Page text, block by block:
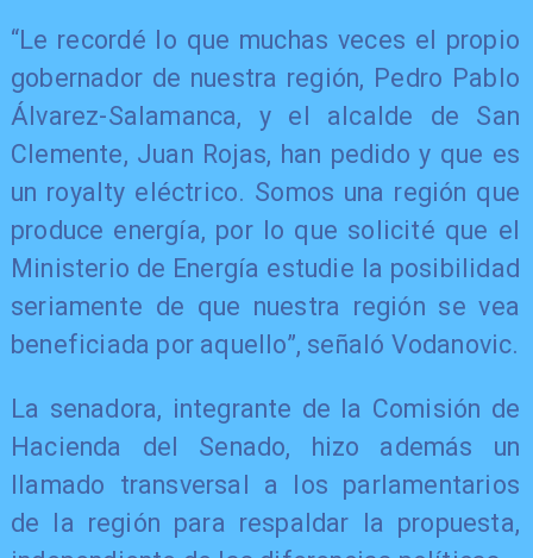
“Le recordé lo que muchas veces el propio
gobernador de nuestra región, Pedro Pablo
Álvarez-Salamanca, y el alcalde de San
Clemente, Juan Rojas, han pedido y que es
un royalty eléctrico. Somos una región que
produce energía, por lo que solicité que el
Ministerio de Energía estudie la posibilidad
seriamente de que nuestra región se vea
beneficiada por aquello”, señaló Vodanovic.
La senadora, integrante de la Comisión de
Hacienda del Senado, hizo además un
llamado transversal a los parlamentarios
de la región para respaldar la propuesta,